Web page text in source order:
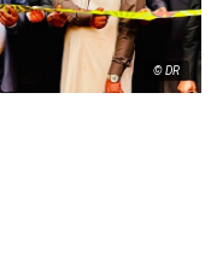
© DR